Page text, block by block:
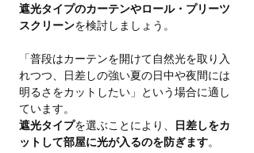
遮光タイプのカーテンやロール・プリーツ
スクリーンを検討しましょう。
「普段はカーテンを開けて自然光を取り入
れつつ、日差しの強い夏の日中や夜間には
明るさをカットしたい」という場合に適し
ています。
遮光タイプを選ぶことにより、
日差しをカ
ットして部屋に光が入るのを防ぎます。